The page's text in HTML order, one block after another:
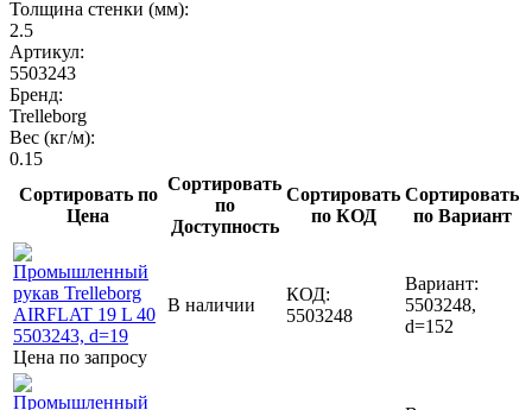
Толщина стенки (мм):
2.5
Артикул:
5503243
Бренд:
Trelleborg
Вес (кг/м):
0.15
Сортировать по
Цена
Сортировать
по
Доступность
Сортировать
по КОД
Сортировать
по Вариант
Цена по запросу
В наличии
КОД:
5503248
Вариант:
5503248,
d=152